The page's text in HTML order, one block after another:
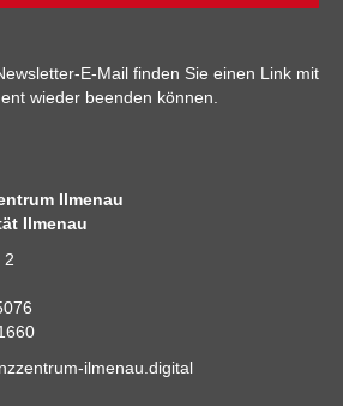
E-Mail finden Sie einen Link mit
wieder beenden können.
Ilmenau
Ilmenau
2
ilmenau.digital